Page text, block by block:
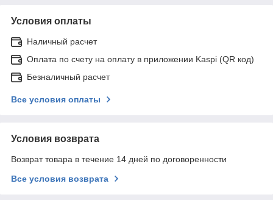
Условия оплаты
Наличный расчет
Оплата по счету на оплату в приложении Kaspi (QR код)
Безналичный расчет
Все условия оплаты
Условия возврата
Возврат товара в течение 14 дней по договоренности
Все условия возврата